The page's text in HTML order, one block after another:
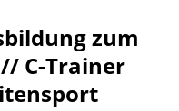
zum
C-Trainer